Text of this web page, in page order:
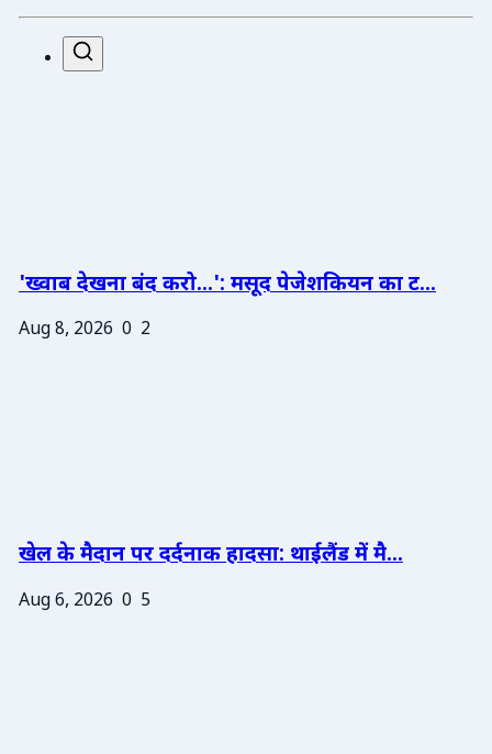
'ख्वाब देखना बंद करो...': मसूद पेजेशकियन का ट...
Aug 8, 2026 0 2
खेल के मैदान पर दर्दनाक हादसा: थाईलैंड में मै...
Aug 6, 2026 0 5